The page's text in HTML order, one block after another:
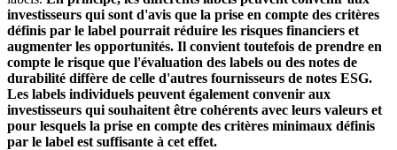
investisseurs qui sont d'avis que la prise en compte des critères
définis par le label pourrait réduire les risques financiers et
augmenter les opportunités. Il convient toutefois de prendre en
compte le risque que l'évaluation des labels ou des notes de
durabilité diffère de celle d'autres fournisseurs de notes ESG.
Les labels individuels peuvent également convenir aux
investisseurs qui souhaitent être cohérents avec leurs valeurs et
pour lesquels la prise en compte des critères minimaux définis
par le label est suffisante à cet effet.